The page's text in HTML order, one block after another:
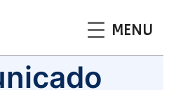
MENU